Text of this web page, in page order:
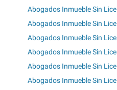
Abogados Inmueble Sin
Abogados Inmueble Sin
Abogados Inmueble Sin
Abogados Inmueble Sin
Abogados Inmueble Sin
Abogados Inmueble Sin